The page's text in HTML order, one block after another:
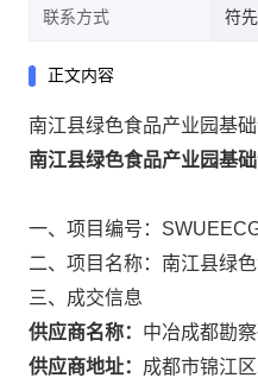
联系方式 符
正文内容
南江县绿色食品产业园基
南江县绿色食品产业园基
一、项目编号：
二、项目名称：南江县绿
三、成交信息
供应商名称： 中冶成都勘
供应商地址： 成都市锦江